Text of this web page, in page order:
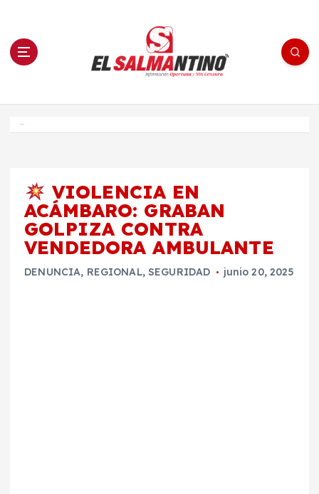
n El Salmantino - medios/noticias/editorial
VIOLENCIA EN
ACÁMBARO: GRABAN
GOLPIZA CONTRA
VENDEDORA AMBULANTE
DENUNCIA, REGIONAL, SEGURIDAD junio 20, 2025